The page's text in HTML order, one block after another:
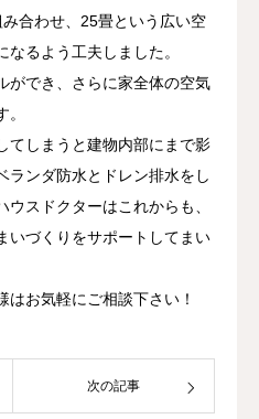
合わせ、25畳という広い空
るよう工夫しました。
ができ、さらに家全体の空気
てしまうと建物内部にまで影
ランダ防水とドレン排水をし
スドクターはこれからも、
いづくりをサポートしてまい
お気軽にご相談下さい！
次の記事